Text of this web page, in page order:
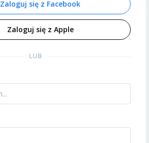
Zaloguj się z Facebook
Zaloguj się z Apple
LUB